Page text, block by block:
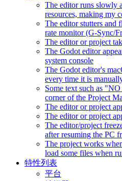
The editor runs slowly
resources, making my
The editor stutters and
rate monitor (G-Sync/
The editor or project
The Godot editor
system console
The Godot editor's
every time it is
Some text such as
corner of the Project
The editor or project
The editor or project
The editor/project
after resuming the PC
The project works
load some files when
特性列表
平台